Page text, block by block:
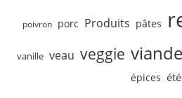
poivron porc Produits pâtes
vanille veau veggie viande
épices été